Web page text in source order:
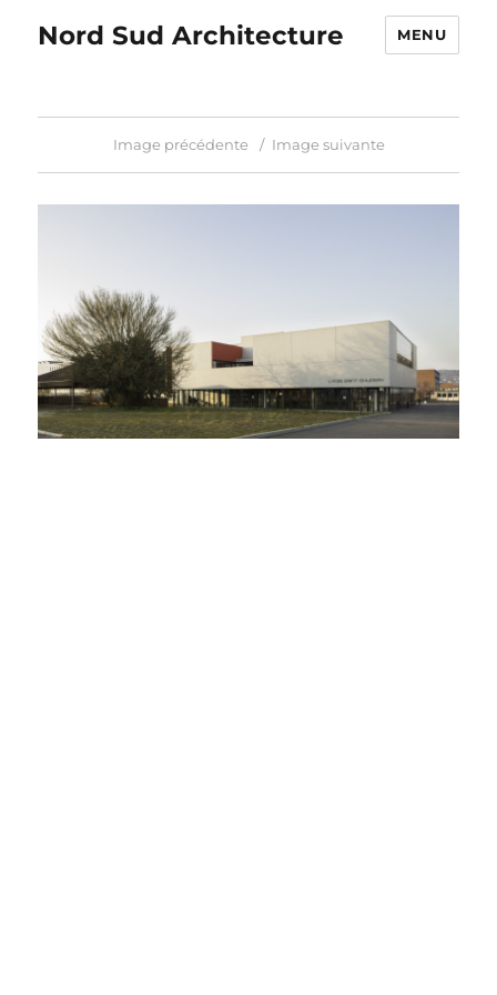
Nord Sud Architecture MENU
Image précédente Image suivante